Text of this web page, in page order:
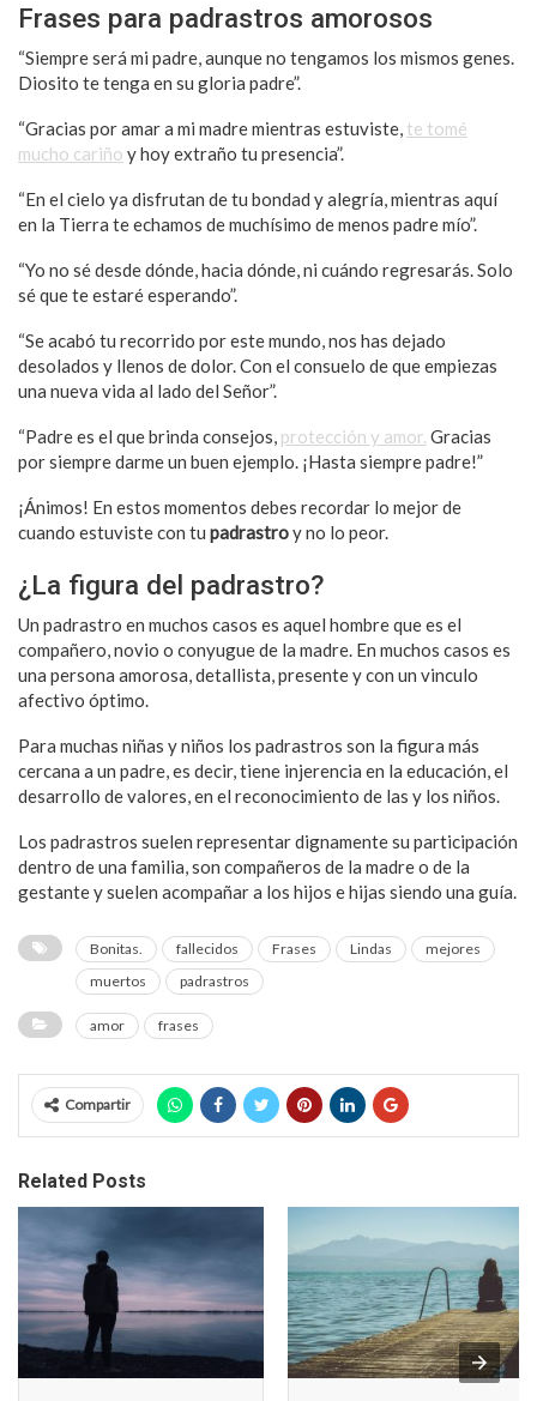
Frases para padrastros amorosos
“Siempre será mi padre, aunque no tengamos los mismos genes.
Diosito te tenga en su gloria padre”.
“Gracias por amar a mi madre mientras estuviste, te tomé
mucho cariño y hoy extraño tu presencia”.
“En el cielo ya disfrutan de tu bondad y alegría, mientras aquí
en la Tierra te echamos de muchísimo de menos padre mío”.
“Yo no sé desde dónde, hacia dónde, ni cuándo regresarás. Solo
sé que te estaré esperando”.
“Se acabó tu recorrido por este mundo, nos has dejado
desolados y llenos de dolor. Con el consuelo de que empiezas
una nueva vida al lado del Señor”.
“Padre es el que brinda consejos, protección y amor. Gracias
por siempre darme un buen ejemplo. ¡Hasta siempre padre!”
¡Ánimos! En estos momentos debes recordar lo mejor de
cuando estuviste con tu padrastroy no lo peor.
¿La figura del padrastro?
Un padrastro en muchos casos es aquel hombre que es el
compañero, novio o conyugue de la madre. En muchos casos es
una persona amorosa, detallista, presente y con un vinculo
afectivo óptimo.
Para muchas niñas y niños los padrastros son la figura más
cercana a un padre, es decir, tiene injerencia en la educación, el
desarrollo de valores, en el reconocimiento de las y los niños.
Los padrastros suelen representar dignamente su participación
dentro de una familia, son compañeros de la madre o de la
gestante y suelen acompañar a los hijos e hijas siendo una guía.
Bonitas. fallecidos Frases Lindas
mejores
muertos
padrastros
amor frases
Compartir
Related Posts